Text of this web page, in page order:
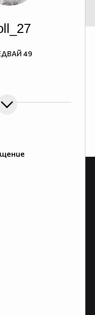
49